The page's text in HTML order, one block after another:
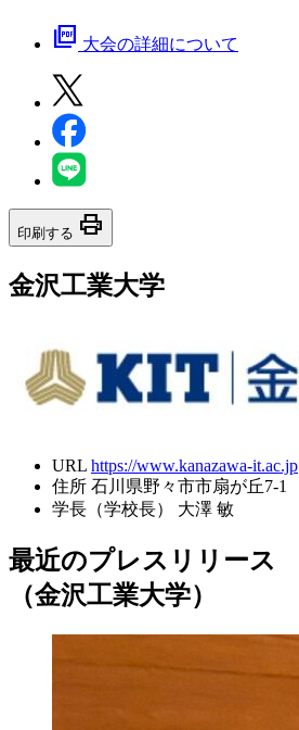
picture_as_pdf 大会の詳細について
印刷する print
金沢工業大学
URL https://www.kanazawa-it.ac.jp
住所 石川県野々市市扇が丘7-1
学長（学校長）
大澤 敏
最近のプレスリリース
（金沢工業大学）